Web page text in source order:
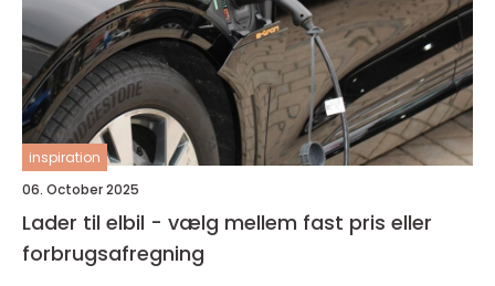
inspiration
06. October 2025
Lader til elbil - vælg mellem fast pris eller
forbrugsafregning